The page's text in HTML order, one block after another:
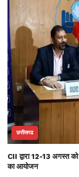
छत्तीसगढ
CII द्वारा 12-13 अगस्त
का आयोजन